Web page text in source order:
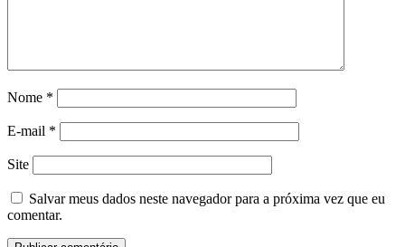
Nome *
E-mail *
Site
Salvar meus dados neste navegador para a próxima vez que eu
comentar.